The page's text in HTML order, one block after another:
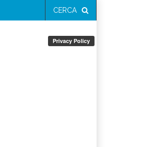
CERCA